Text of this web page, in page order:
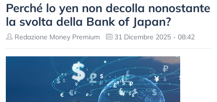
Perché lo yen non decolla nonostante
la svolta della Bank of Japan?
Redazione Money Premium 31 Dicembre 2025 - 08:42